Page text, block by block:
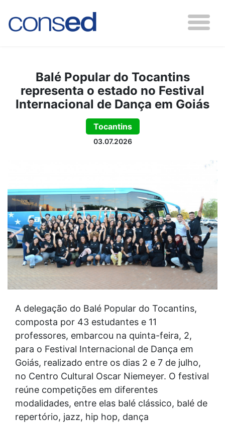
Balé Popular do Tocantins
representa o estado no Festival
Internacional de Dança em Goiás
Tocantins
03.07.2026
A delegação do Balé Popular do Tocantins,
composta por 43 estudantes e 11
professores, embarcou na quinta-feira, 2,
para o Festival Internacional de Dança em
Goiás, realizado entre os dias 2 e 7 de julho,
no Centro Cultural Oscar Niemeyer. O festival
reúne competições em diferentes
modalidades, entre elas balé clássico, balé de
repertório, jazz, hip hop, dança